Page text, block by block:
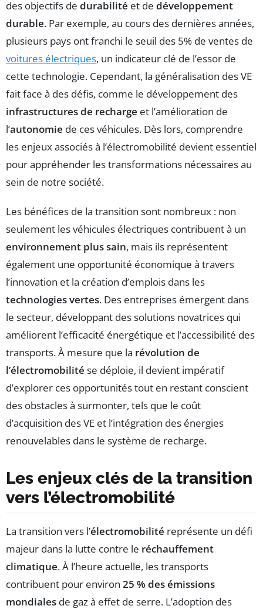
des objectifs de durabilité et de développement
durable. Par exemple, au cours des dernières années,
plusieurs pays ont franchi le seuil des 5% de ventes de
voitures électriques, un indicateur clé de l’essor de
cette technologie. Cependant, la généralisation des VE
fait face à des défis, comme le développement des
infrastructures de recharge et l’amélioration de
l’autonomie de ces véhicules. Dès lors, comprendre
les enjeux associés à l’électromobilité devient essentiel
pour appréhender les transformations nécessaires au
sein de notre société.
Les bénéfices de la transition sont nombreux : non
seulement les véhicules électriques contribuent à un
environnement plus sain, mais ils représentent
également une opportunité économique à travers
l’innovation et la création d’emplois dans les
technologies vertes. Des entreprises émergent dans
le secteur, développant des solutions novatrices qui
améliorent l’efficacité énergétique et l’accessibilité des
transports. À mesure que la révolution de
l’électromobilité se déploie, il devient impératif
d’explorer ces opportunités tout en restant conscient
des obstacles à surmonter, tels que le coût
d’acquisition des VE et l’intégration des énergies
renouvelables dans le système de recharge.
Les enjeux clés de la transition
vers l’électromobilité
La transition vers l’électromobilité représente un défi
majeur dans la lutte contre le réchauffement
climatique. À l’heure actuelle, les transports
contribuent pour environ 25 % des émissions
mondiales de gaz à effet de serre. L’adoption des